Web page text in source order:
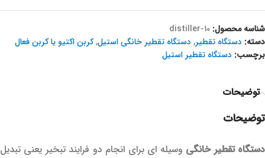
شناسه محصول: distiller-10
دسته: دستگاه تقطیر, دستگاه تقطیر خانگی استیل,کربن اکتیو یا کربن فعال
برچسب: دستگاه تقطیر استیل
توضیحات
توضیحات
دستگاه تقطیر خانگی وسیله ای برای انجام دو فرایند تبخیر یعنی تبدیل